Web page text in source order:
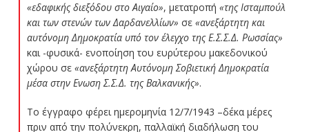
«εδαφικής διεξόδου στο Αιγαίο», μετατροπή «της Ισταμπούλ
και των στενών των Δαρδανελλίων» σε «ανεξάρτητη και
αυτόνομη Δημοκρατία υπό τον έλεγχο της Ε.Σ.Σ.Δ. Ρωσσίας»
και -φυσικά- ενοποίηση του ευρύτερου μακεδονικού
χώρου σε «ανεξάρτητη Αυτόνομη Σοβιετική Δημοκρατία
μέσα στην Ενωση Σ.Σ.Δ. της Βαλκανικής».
Το έγγραφο φέρει ημερομηνία 12/7/1943 –δέκα μέρες
πριν από την πολύνεκρη, παλλαϊκή διαδήλωση του